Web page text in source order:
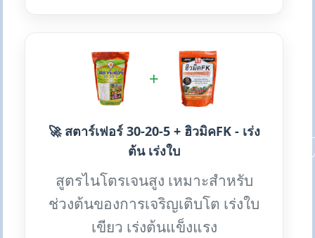
+
🚀 สตาร์เฟอร์ 30-20-5 + ฮิวมิคFK - เร่ง
ต้น เร่งใบ
สูตรไนโตรเจนสูง เหมาะสำหรับ
ช่วงต้นของการเจริญเติบโต เร่งใบ
เขียว เร่งต้นแข็งแรง